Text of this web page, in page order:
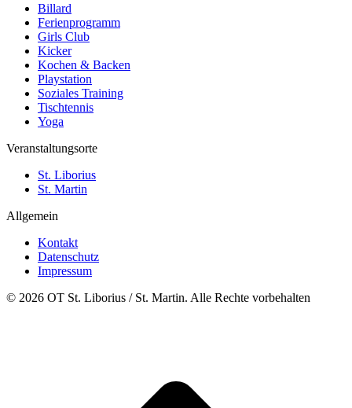
Billard
Ferienprogramm
Girls Club
Kicker
Kochen & Backen
Playstation
Soziales Training
Tischtennis
Yoga
Veranstaltungsorte
St. Liborius
St. Martin
Allgemein
Kontakt
Datenschutz
Impressum
© 2026 OT St. Liborius / St. Martin. Alle Rechte vorbehalten